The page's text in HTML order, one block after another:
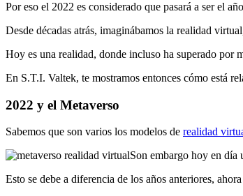
Por eso el 2022 es considerado que pasará a ser el
Desde décadas atrás, imaginábamos la realidad
Hoy es una realidad, donde incluso ha superado por
En S.T.I. Valtek, te mostramos entonces cómo está
2022 y el Metaverso
Sabemos que son varios los modelos de realidad
Son embargo hoy en día
Esto se debe a diferencia de los años anteriores,